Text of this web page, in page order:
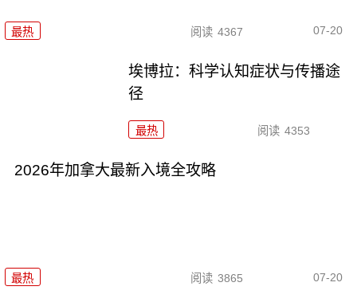
最热 阅读 4367 07-20
埃博拉：科学认知症状与传播途
径
最热 阅读 4353
2026年加拿大最新入境全攻略
最热 阅读 3865 07-20